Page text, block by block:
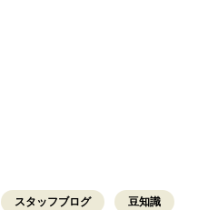
スタッフブログ 豆知識